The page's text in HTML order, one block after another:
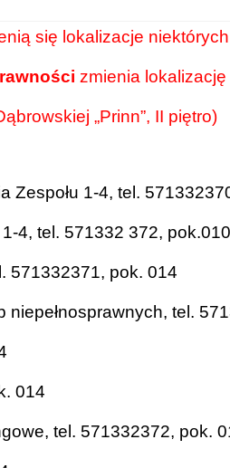
się lokalizacje niektórych
zmienia lokalizację
„Prinn”, II piętro)
Zespołu 1-4, tel.
4, tel. 571332 372, pok.010
571332371, pok. 014
tel.
014
tel. 571332372, pok.